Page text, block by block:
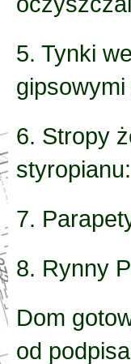
5. Tynki
6. Stropy
7.
8. Rynny
Dom
od